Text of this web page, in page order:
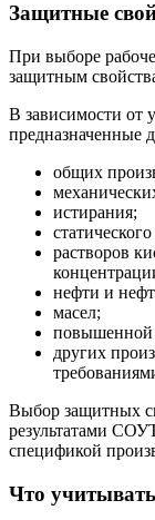
Защитные
При выборе
защитным
В зависимости от
предназначенные
общих
истирания;
растворов
нефти и
масел;
повышенной
других
Выбор защитных
результатами
спецификой
Что